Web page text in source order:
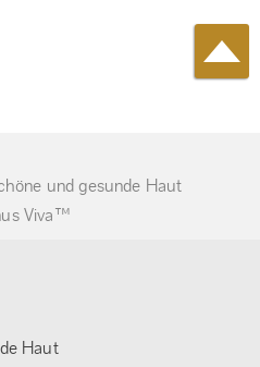
und gesunde Haut
Viva™
Haut